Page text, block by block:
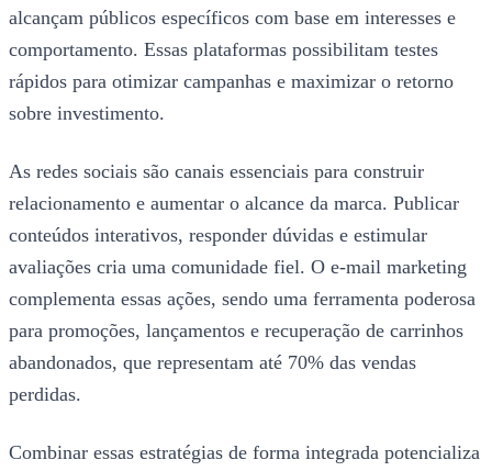
alcançam públicos específicos com base em interesses e
comportamento. Essas plataformas possibilitam testes
rápidos para otimizar campanhas e maximizar o retorno
sobre investimento.
As redes sociais são canais essenciais para construir
relacionamento e aumentar o alcance da marca. Publicar
conteúdos interativos, responder dúvidas e estimular
avaliações cria uma comunidade fiel. O e-mail marketing
complementa essas ações, sendo uma ferramenta poderosa
para promoções, lançamentos e recuperação de carrinhos
abandonados, que representam até 70% das vendas
perdidas.
Combinar essas estratégias de forma integrada potencializa